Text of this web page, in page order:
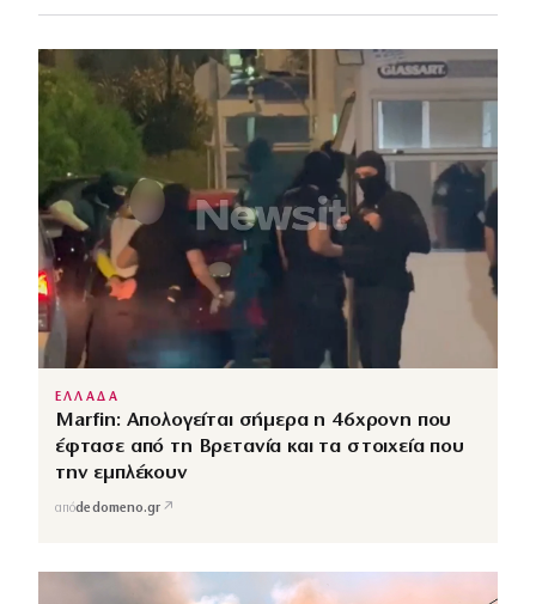
ΕΛΛΑΔΑ
Marfin: Απολογείται σήμερα η 46χρονη που
έφτασε από τη Βρετανία και τα στοιχεία που
την εμπλέκουν
απόdedomeno.gr ↗